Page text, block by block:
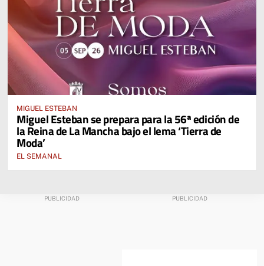
MIGUEL ESTEBAN
Miguel Esteban se prepara para la 56ª edición de
la Reina de La Mancha bajo el lema ‘Tierra de
Moda’
EL SEMANAL